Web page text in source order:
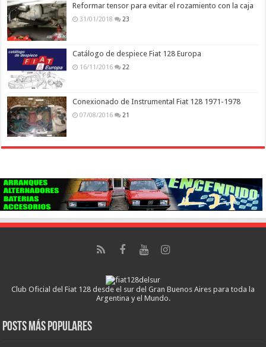
Reformar tensor para evitar el rozamiento con la caja
31/01/2018 23
Catálogo de despiece Fiat 128 Europa
16/11/2016 22
Conexionado de Instrumental Fiat 128 1971-1978
07/08/2016 21
Club Oficial del Fiat 128 desde el sur del Gran Buenos Aires para toda la
Argentina y el Mundo.
Posts más populares